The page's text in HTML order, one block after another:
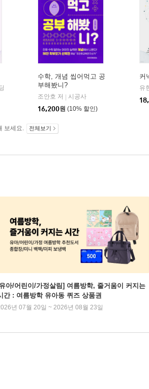
수학, 개념 씹어먹고 공
부해봤니?
조안호 저
시공사
16,200원 (10% 할인)
커
유
보세요. 전체보기
아/어린이/가정살림] 여름방학, 줄거움이 커지는
간 : 여름방학 유아동 퀴즈 상품권
년 07월 20일 ~ 2026년 08월 23일